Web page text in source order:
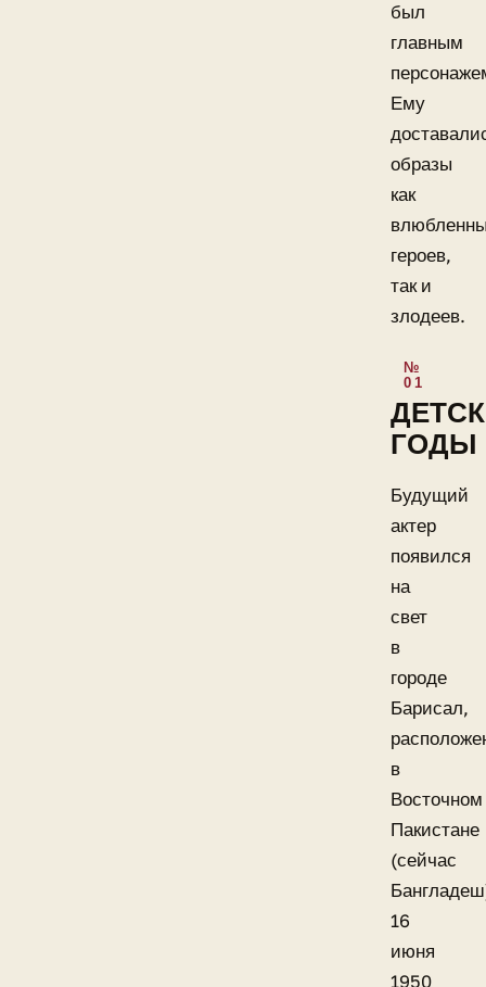
был
главным
Ему
образы
как
героев,
так и
злодеев.
ГОДЫ
Будущий
актер
появился
на
свет
в
городе
Барисал,
в
Восточном
Пакистане
(сейчас
16
июня
1950